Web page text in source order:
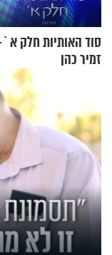
סוד האותיות חלק
זמיר כהן